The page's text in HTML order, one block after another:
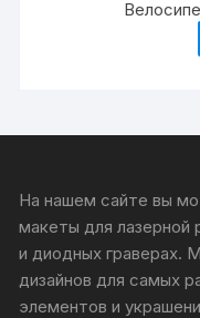
На нашем сайте вы
макеты для лазерной
и диодных граверах.
дизайнов для самых
элементов и